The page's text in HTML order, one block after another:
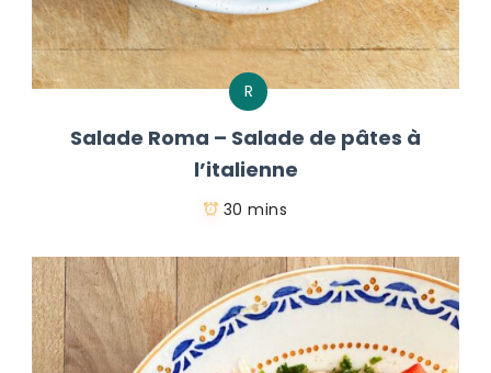
R
Salade Roma – Salade de pâtes à
l’italienne
30 mins